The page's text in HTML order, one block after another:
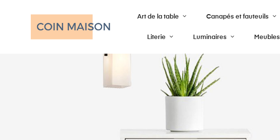
Art de la table Canapés et fauteuils
Literie Luminaires Meubles